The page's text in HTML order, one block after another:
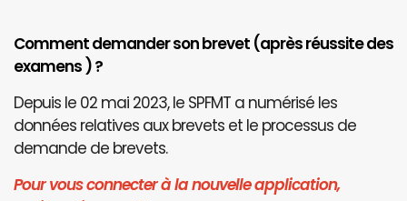
Comment demander son brevet (après réussite des
examens ) ?
Depuis le 02 mai 2023, le SPFMT a numérisé les
données relatives aux brevets et le processus de
demande de brevets.
Pour vous connecter à la nouvelle application,